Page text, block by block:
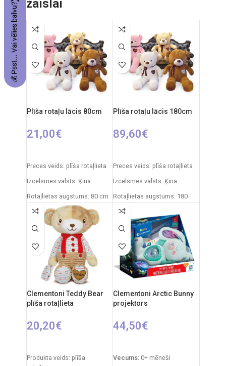
Ieteicamais vecums: no 6
Nepieciešamie elementi:
2xAA + 3xAAA
gadiem
Elementi: 3x AA
žaislai
Plīša rotaļu lācis 80cm
21,00€
Preces veids: plīša rotaļlieta
Izcelsmes valsts: Ķīna
Rotaļlietas augstums: 80 cm
Plīša rotaļu lācis 180cm
89,60€
Preces veids: plīša rotaļlieta
Izcelsmes valsts: Ķīna
Rotaļlietas augstums: 180
Clementoni Teddy Bear
plīša rotaļlieta
20,20€
Produkta veids: plīša
Clementoni Arctic Bunny
projektors
44,50€
Vecums: 0+ mēneši
💰 Psst... Vai vēlies balvu?